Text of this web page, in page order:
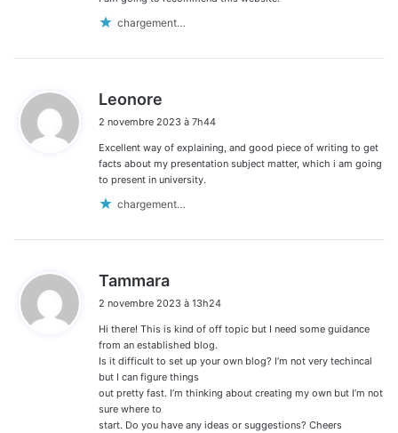
chargement…
Leonore
t
:
2 novembre 2023 à 7h44
Excellent way of explaining, and good piece of writing to get
facts about my presentation subject matter, which i am going
to present in university.
chargement…
Tammara
t
:
2 novembre 2023 à 13h24
Hi there! This is kind of off topic but I need some guidance
from an established blog.
Is it difficult to set up your own blog? I’m not very techincal
but I can figure things
out pretty fast. I’m thinking about creating my own but I’m not
sure where to
start. Do you have any ideas or suggestions? Cheers